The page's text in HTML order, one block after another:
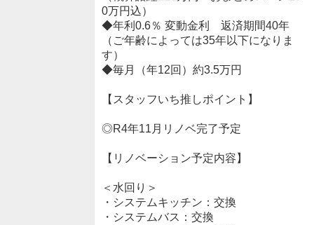
0万円込）
◆年利0.6％ 変動金利 返済期間40年
（ご年齢によっては35年以下になりま
す）
◆毎月（年12回）約3.5万円
【スタッフいち推しポイント】
◎R4年11月リノベ完了予定
【リノベーション予定内容】
＜水回り＞
・システムキッチン：交換
・システムバス：交換